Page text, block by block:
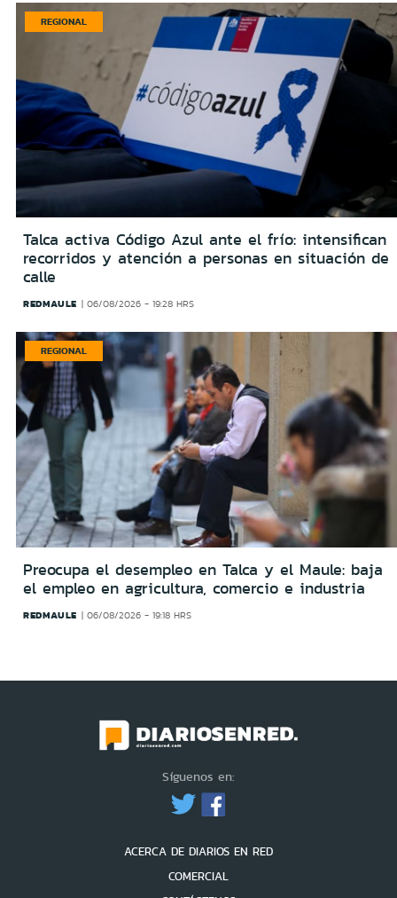
REGIONAL
Talca activa Código Azul ante el frío: intensifican
recorridos y atención a personas en situación de
calle
REDMAULE 06/08/2026 - 19:28 HRS
REGIONAL
Preocupa el desempleo en Talca y el Maule: baja
el empleo en agricultura, comercio e industria
REDMAULE 06/08/2026 - 19:18 HRS
Síguenos en:
ACERCA DE DIARIOS EN RED
COMERCIAL